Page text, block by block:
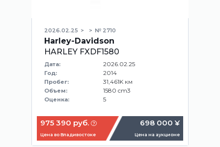
2026.02.25 № 2710
Harley-Davidson
HARLEY FXDF1580
Дата: 2026.02.25
Год: 2014
Пробег: 31,461K км
Объем: 1580 cm3
Оценка: 5
975 390 руб.
Цена во Владивостоке
698 000 ¥
Цена на аукционе